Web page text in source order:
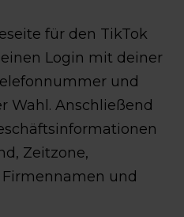
für den TikTok
Login mit deiner
und
Wahl. Anschließend
Zeitzone,
und